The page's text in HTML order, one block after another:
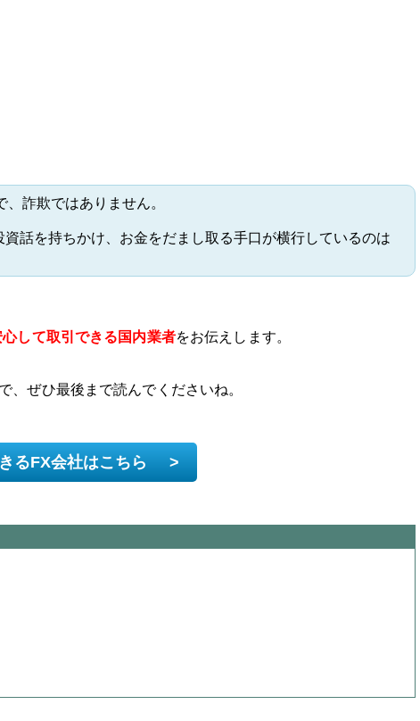
詐欺ではありません。
話を持ちかけ、お金をだまし取る手口が横行しているのは
心して取引できる国内業者をお伝えします。
、ぜひ最後まで読んでくださいね。
るFX会社はこちら >